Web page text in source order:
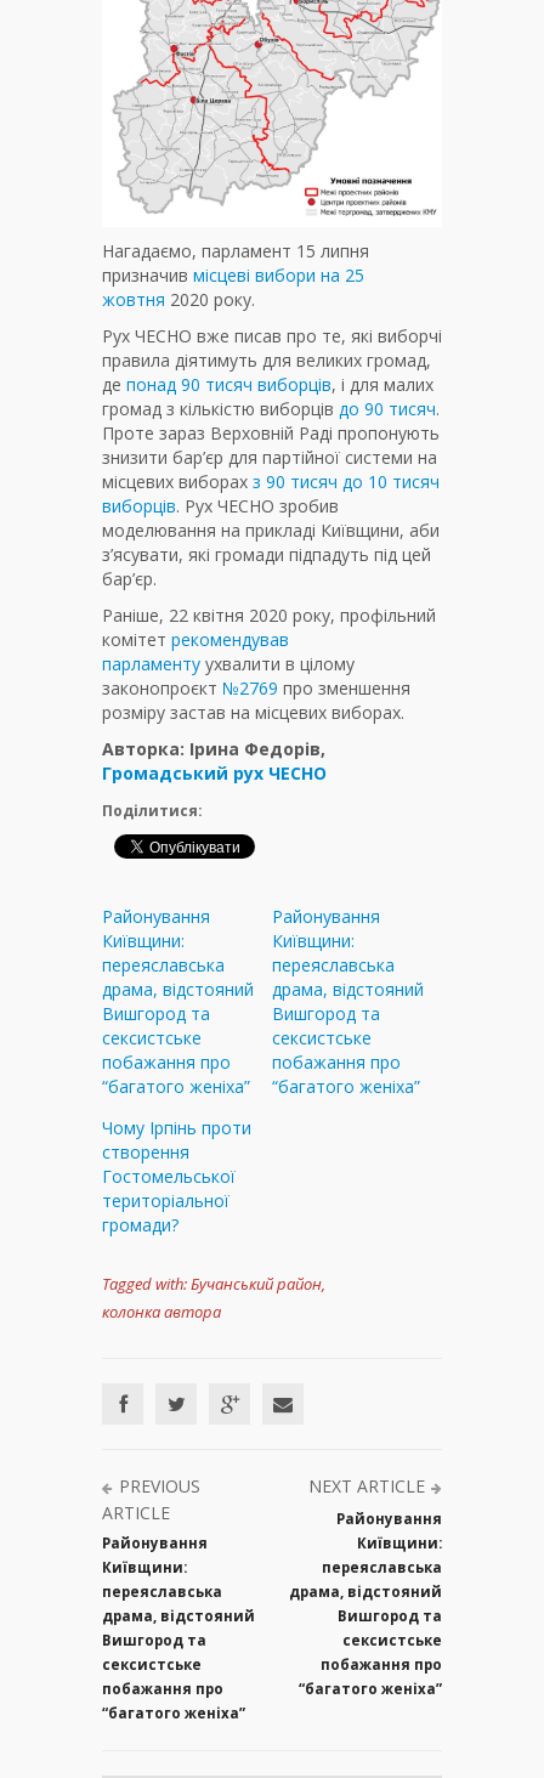
Нагадаємо, парламент 15 липня
призначив місцеві вибори на 25
жовтня 2020 року.
Рух ЧЕСНО вже писав про те, які виборчі
правила діятимуть для великих громад,
де понад 90 тисяч виборців, і для малих
громад з кількістю виборців до 90 тисяч.
Проте зараз Верховній Раді пропонують
знизити бар’єр для партійної системи на
місцевих виборах з 90 тисяч до 10 тисяч
виборців. Рух ЧЕСНО зробив
моделювання на прикладі Київщини, аби
з’ясувати, які громади підпадуть під цей
бар’єр.
Раніше, 22 квітня 2020 року, профільний
комітет рекомендував
парламенту ухвалити в цілому
законопроєкт №2769 про зменшення
розміру застав на місцевих виборах.
Авторка: Ірина Федорів,
Громадський рух ЧЕСНО
Поділитися:
Районування
Київщини:
переяславська
драма, відстояний
Вишгород та
сексистське
побажання про
“багатого женіха”
Районування
Київщини:
переяславська
драма, відстояний
Вишгород та
сексистське
побажання про
“багатого женіха”
Чому Ірпінь проти
створення
Гостомельської
територіальної
громади?
Tagged with:Бучанський район,
колонка автора
PREVIOUS
ARTICLE
Районування
Київщини:
переяславська
драма, відстояний
Вишгород та
сексистське
побажання про
“багатого женіха”
NEXT ARTICLE
Районування
Київщини:
переяславська
драма, відстояний
Вишгород та
сексистське
побажання про
“багатого женіха”